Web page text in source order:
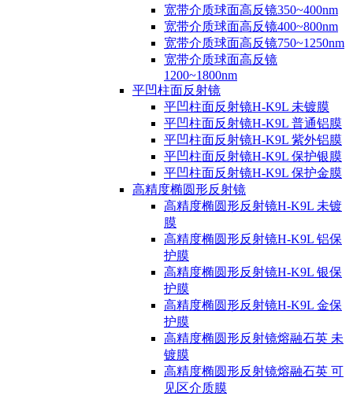
宽带介质球面高反镜350~400nm
宽带介质球面高反镜400~800nm
宽带介质球面高反镜750~1250nm
宽带介质球面高反镜
1200~1800nm
平凹柱面反射镜
平凹柱面反射镜H-K9L 未镀膜
平凹柱面反射镜H-K9L 普通铝膜
平凹柱面反射镜H-K9L 紫外铝膜
平凹柱面反射镜H-K9L 保护银膜
平凹柱面反射镜H-K9L 保护金膜
高精度椭圆形反射镜
高精度椭圆形反射镜H-K9L 未镀
膜
高精度椭圆形反射镜H-K9L 铝保
护膜
高精度椭圆形反射镜H-K9L 银保
护膜
高精度椭圆形反射镜H-K9L 金保
护膜
高精度椭圆形反射镜熔融石英 未
镀膜
高精度椭圆形反射镜熔融石英 可
见区介质膜